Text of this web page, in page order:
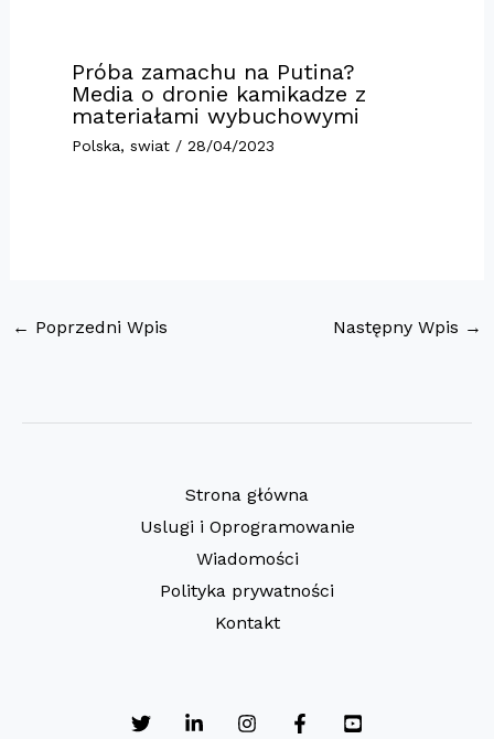
Próba zamachu na Putina?
Media o dronie kamikadze z
materiałami wybuchowymi
Polska, swiat/ 28/04/2023
← Poprzedni Wpis Następny Wpis →
Strona główna
Uslugi i Oprogramowanie
Wiadomości
Polityka prywatności
Kontakt